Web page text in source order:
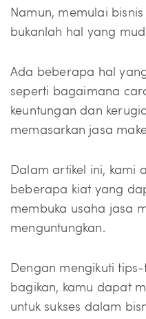
Namun, memulai
bukanlah hal yang
Ada beberapa hal
seperti bagaimana
keuntungan dan
memasarkan jasa
Dalam artikel ini, kami
beberapa kiat yang
membuka usaha jasa
menguntungkan.
Dengan mengikuti
bagikan, kamu dapat
untuk sukses dalam